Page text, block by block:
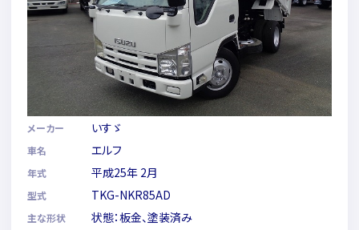
メーカー いすゞ
車名 エルフ
年式 平成25年 2月
型式 TKG-NKR85AD
主な形状 状態：板金、塗装済み